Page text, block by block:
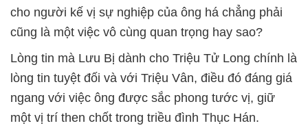
cho người kế vị sự nghiệp của ông há chẳng phải
cũng là một việc vô cùng quan trọng hay sao?
Lòng tin mà Lưu Bị dành cho Triệu Tử Long chính là
lòng tin tuyệt đối và với Triệu Vân, điều đó đáng giá
ngang với việc ông được sắc phong tước vị, giữ
một vị trí then chốt trong triều đình Thục Hán.